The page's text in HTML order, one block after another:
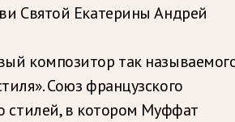
Святой Екатерины Андрей
композитор так
Союз французского
стилей, в котором Муффат